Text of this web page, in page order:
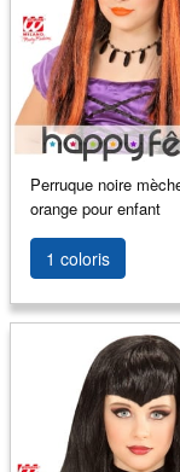
Perruque noire
orange pour enfant
1 coloris